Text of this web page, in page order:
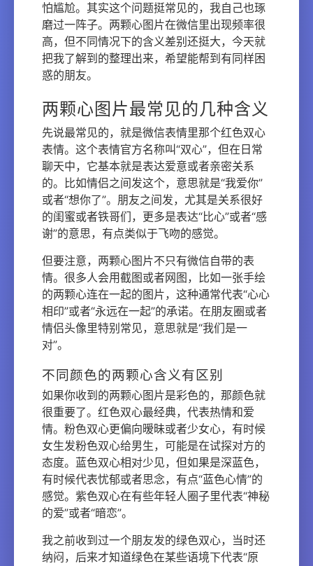
怕尴尬。其实这个问题挺常见的，我自己也琢
磨过一阵子。两颗心图片在微信里出现频率很
高，但不同情况下的含义差别还挺大，今天就
把我了解到的整理出来，希望能帮到有同样困
惑的朋友。
两颗心图片最常见的几种含义
先说最常见的，就是微信表情里那个红色双心
表情。这个表情官方名称叫“双心”，但在日常
聊天中，它基本就是表达爱意或者亲密关系
的。比如情侣之间发这个，意思就是“我爱你”
或者“想你了”。朋友之间发，尤其是关系很好
的闺蜜或者铁哥们，更多是表达“比心”或者“感
谢”的意思，有点类似于飞吻的感觉。
但要注意，两颗心图片不只有微信自带的表
情。很多人会用截图或者网图，比如一张手绘
的两颗心连在一起的图片，这种通常代表“心心
相印”或者“永远在一起”的承诺。在朋友圈或者
情侣头像里特别常见，意思就是“我们是一
对”。
不同颜色的两颗心含义有区别
如果你收到的两颗心图片是彩色的，那颜色就
很重要了。红色双心最经典，代表热情和爱
情。粉色双心更偏向暧昧或者少女心，有时候
女生发粉色双心给男生，可能是在试探对方的
态度。蓝色双心相对少见，但如果是深蓝色，
有时候代表忧郁或者思念，有点“蓝色心情”的
感觉。紫色双心在有些年轻人圈子里代表“神秘
的爱”或者“暗恋”。
我之前收到过一个朋友发的绿色双心，当时还
纳闷，后来才知道绿色在某些语境下代表“原